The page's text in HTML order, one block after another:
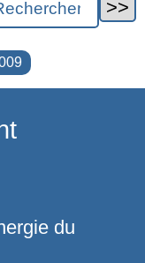
du